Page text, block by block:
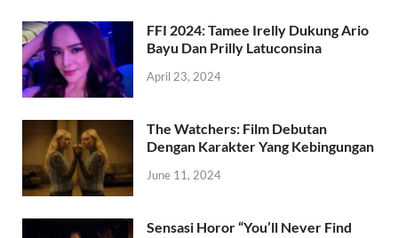
FFI 2024: Tamee Irelly Dukung Ario
Bayu Dan Prilly Latuconsina
April 23, 2024
The Watchers: Film Debutan
Dengan Karakter Yang Kebingungan
June 11, 2024
Sensasi Horor “You’ll Never Find